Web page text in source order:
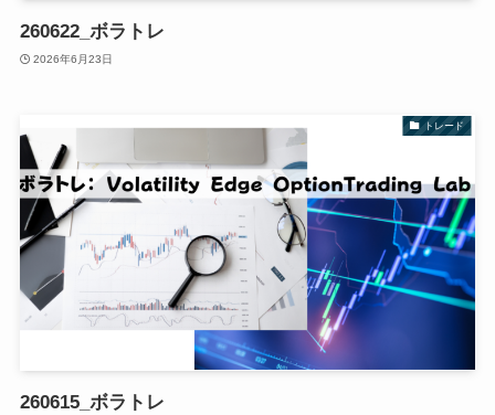
260622_ボラトレ
2026年6月23日
トレード
260615_ボラトレ